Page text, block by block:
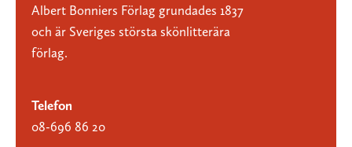
Albert Bonniers Förlag grundades 1837
och är Sveriges största skönlitterära
förlag.
Telefon
08-696 86 20